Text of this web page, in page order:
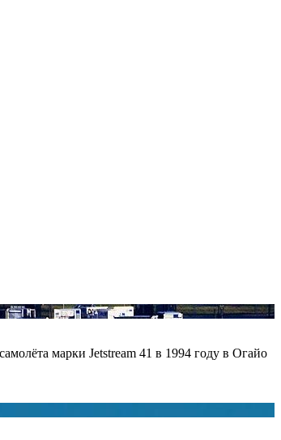
марки Jetstream 41 в 1994 году в Огайо